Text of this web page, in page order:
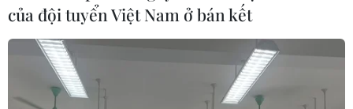
08/08/2026 08:16
Chủ sân Azteca lỗ hơn 47 triệu USD vì
World Cup 2026
của đội tuyển Việt Nam ở bán kết